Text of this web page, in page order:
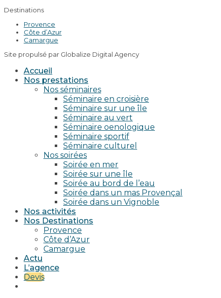
Destinations
Provence
Côte d’Azur
Camargue
Site propulsé par Globalize Digital Agency
Accueil
Nos prestations
Nos séminaires
Séminaire en croisière
Séminaire sur une île
Séminaire au vert
Séminaire oenologique
Séminaire sportif
Séminaire culturel
Nos soirées
Soirée en mer
Soirée sur une île
Soirée au bord de l’eau
Soirée dans un mas Provençal
Soirée dans un Vignoble
Nos activités
Nos Destinations
Provence
Côte d’Azur
Camargue
Actu
L’agence
Devis